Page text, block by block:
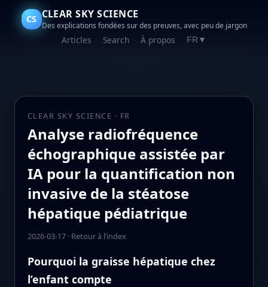
CS CLEAR SKY SCIENCE
Des explications fondées sur des preuves, avec peu de jargon
Articles Search À propos FR ▼
CLEAR SKY SCIENCE · FR
Analyse radiofréquence
échographique assistée par
IA pour la quantification non
invasive de la stéatose
hépatique pédiatrique
2026-03-17· Retour à l’index
Pourquoi la graisse hépatique chez
l’enfant compte